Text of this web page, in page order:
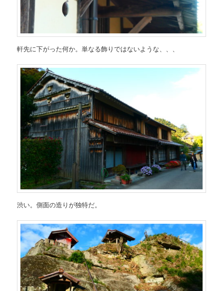
軒先に下がった何か。単なる飾りではないような、、、
渋い。側面の造りが独特だ。